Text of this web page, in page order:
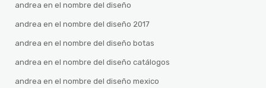
andrea en el nombre del diseño
andrea en el nombre del diseño 2017
andrea en el nombre del diseño botas
andrea en el nombre del diseño catálogos
andrea en el nombre del diseño mexico